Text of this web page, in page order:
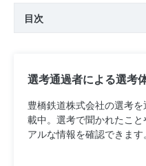
目次
選考通過者による選考
豊橋鉄道株式会社の選考
載中。選考で聞かれたこ
アルな情報を確認できます。